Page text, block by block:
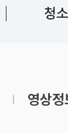
청
영상정